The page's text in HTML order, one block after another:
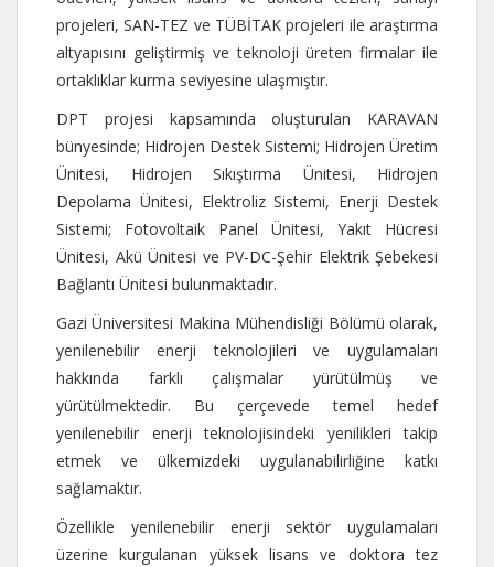
projeleri, SAN-TEZ ve TÜBİTAK projeleri ile araştırma
altyapısını geliştirmiş ve teknoloji üreten firmalar ile
ortaklıklar kurma seviyesine ulaşmıştır.
DPT projesi kapsamında oluşturulan KARAVAN
bünyesinde; Hidrojen Destek Sistemi; Hidrojen Üretim
Ünitesi, Hidrojen Sıkıştırma Ünitesi, Hidrojen
Depolama Ünitesi, Elektroliz Sistemi, Enerji Destek
Sistemi; Fotovoltaik Panel Ünitesi, Yakıt Hücresi
Ünitesi, Akü Ünitesi ve PV-DC-Şehir Elektrik Şebekesi
Bağlantı Ünitesi bulunmaktadır.
Gazi Üniversitesi Makina Mühendisliği Bölümü olarak,
yenilenebilir enerji teknolojileri ve uygulamaları
hakkında farklı çalışmalar yürütülmüş ve
yürütülmektedir. Bu çerçevede temel hedef
yenilenebilir enerji teknolojisindeki yenilikleri takip
etmek ve ülkemizdeki uygulanabilirliğine katkı
sağlamaktır.
Özellikle yenilenebilir enerji sektör uygulamaları
üzerine kurgulanan yüksek lisans ve doktora tez